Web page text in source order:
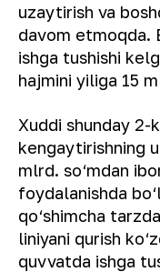
uzaytirish va
davom etmoqda.
ishga tushishi
hajmini yiliga 15
Xuddi shunday 2-
kengaytirishning
mlrd. so‘mdan
foydalanishda
qo‘shimcha
liniyani qurish
quvvatda ishga